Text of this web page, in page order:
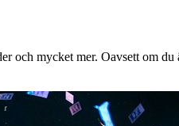
och mycket mer. Oavsett om